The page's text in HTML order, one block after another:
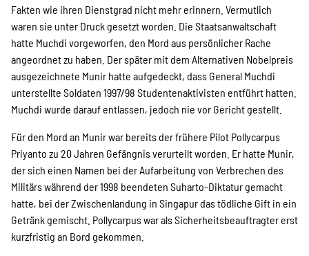
Transparenz
Kontakt
english
Indonesian
Suche
Fakten wie ihren Dienstgrad nicht mehr erinnern. Vermutlich
waren sie unter Druck gesetzt worden. Die Staatsanwaltschaft
hatte Muchdi vorgeworfen, den Mord aus persönlicher Rache
angeordnet zu haben. Der später mit dem Alternativen Nobelpreis
ausgezeichnete Munir hatte aufgedeckt, dass General Muchdi
unterstellte Soldaten 1997/98 Studentenaktivisten entführt hatten.
Muchdi wurde darauf entlassen, jedoch nie vor Gericht gestellt.
Für den Mord an Munir war bereits der frühere Pilot Pollycarpus
Priyanto zu 20 Jahren Gefängnis verurteilt worden. Er hatte Munir,
der sich einen Namen bei der Aufarbeitung von Verbrechen des
Militärs während der 1998 beendeten Suharto-Diktatur gemacht
hatte, bei der Zwischenlandung in Singapur das tödliche Gift in ein
Getränk gemischt. Pollycarpus war als Sicherheitsbeauftragter erst
kurzfristig an Bord gekommen.